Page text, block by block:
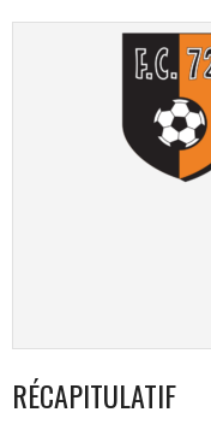
RÉCAPITULATIF